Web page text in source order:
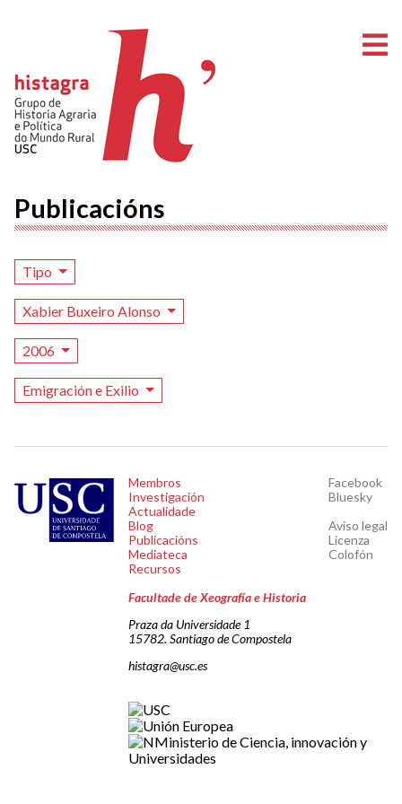
Publicacións
Tipo
Xabier Buxeiro Alonso
2006
Emigración e Exilio
Membros
Investigación
Actualidade
Blog
Publicacións
Mediateca
Recursos
Facebook
Bluesky
Aviso legal
Licenza
Colofón
Facultade de Xeografía e Historia
Praza da Universidade 1
15782. Santiago de Compostela
histagra@usc.es